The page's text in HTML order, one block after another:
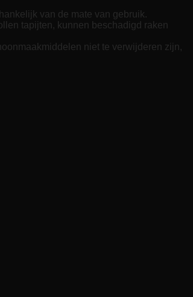
van de mate van gebruik.
tapijten, kunnen beschadigd raken
niet te verwijderen zijn,